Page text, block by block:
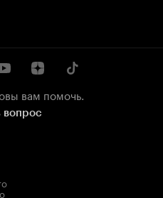
вам помочь.
вопрос